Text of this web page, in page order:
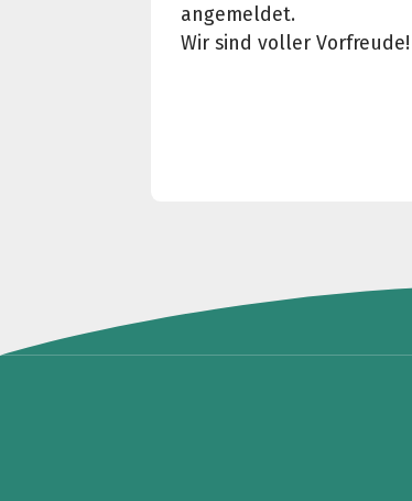
angemeldet.
Wir sind voller Vorfreude!